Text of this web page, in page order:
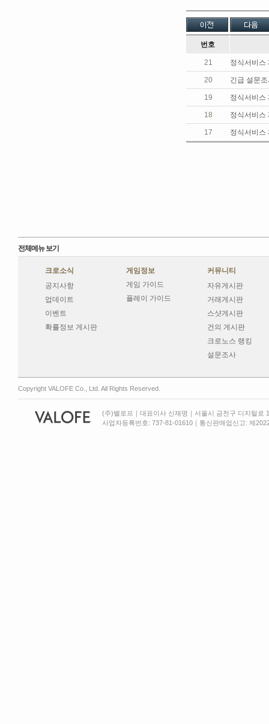
번호
21 정식서비스
20 긴급 설문
19 정식서비스
18 정식서비스
17 정식서비스
전체메뉴 보기
크로소식
공지사항
업데이트
이벤트
확률정보 게시판
게임정보
게임 가이드
플레이 가이드
커뮤니티
자유게시판
거래게시판
스샷게시판
건의 게시판
크로노스 랭킹
설문조사
Copyright VALOFE Co., Ltd. All Rights Reserved.
(주)밸로프｜대표이사 신재명｜서울시 금천구 디지털로
사업자등록번호: 737-81-01610｜통신판매업신고: 제